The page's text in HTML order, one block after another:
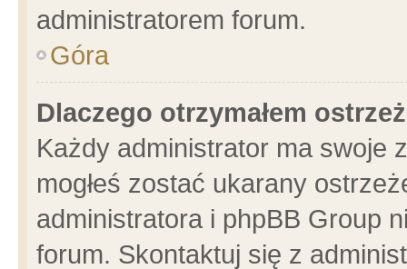
administratorem forum.
Góra
Dlaczego otrzymałem
Każdy administrator ma swoje
mogłeś zostać ukarany
administratora i phpBB Group
forum. Skontaktuj się z